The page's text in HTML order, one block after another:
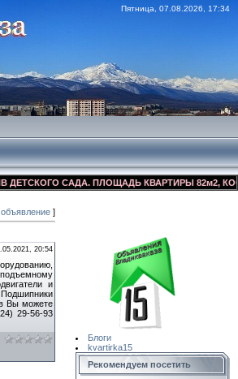
Пятница, 07.08.2026, 17:34
САДА. ПЛОЩАДЬ КВАРТИРЫ 82м2,
]
20:54
и
Подшипники
Вы можете
29-56-93
Блоги
kvartirka15
Рекомендуем посетить